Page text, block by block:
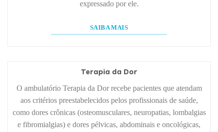
expressado por ele.
SAIBA MAIS
Terapia da Dor
O ambulatório Terapia da Dor recebe pacientes que atendam
aos critérios preestabelecidos pelos profissionais de saúde,
como dores crônicas (osteomusculares, neuropatias, lombalgias
e fibromialgias) e dores pélvicas, abdominais e oncológicas,